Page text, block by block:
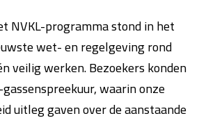
NVKL-programma stond in het
wet- en regelgeving rond
veilig werken. Bezoekers konden
waarin onze
uitleg gaven over de aanstaande